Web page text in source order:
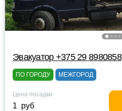
Эвакуатор +375 29 8980858
ПО ГОРОДУ МЕЖГОРОД
Цена посадки
1 руб